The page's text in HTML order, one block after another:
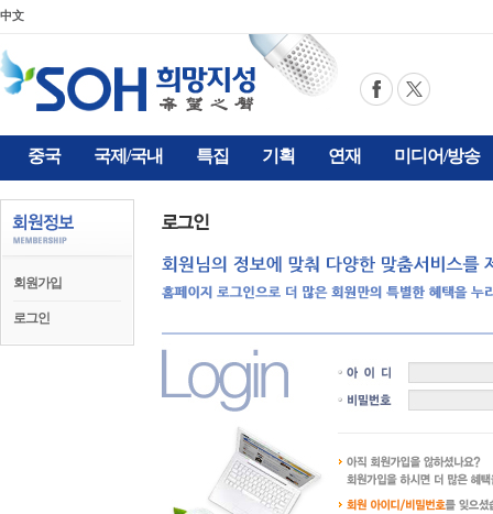
中文
중국 국제/국내 특집 기획 연재 미디어/방송
회원가입
로그인